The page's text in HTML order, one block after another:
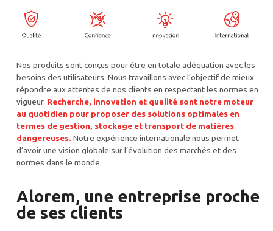
Nos produits sont conçus pour être en totale adéquation avec les
besoins des utilisateurs. Nous travaillons avec l’objectif de mieux
répondre aux attentes de nos clients en respectant les normes en
vigueur. Recherche, innovation et qualité sont notre moteur
au quotidien pour proposer des solutions optimales en
termes de gestion, stockage et transportde matières
dangereuses. Notre expérience internationale nous permet
d’avoir une vision globale sur l’évolution des marchés et des
normes dans le monde.
Alorem, une entreprise proche
de ses clients